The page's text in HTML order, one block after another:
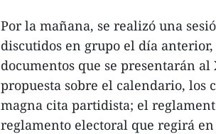
Por la mañana, se realizó una
discutidos en grupo el día
documentos que se presentarán
propuesta sobre el calendario, los
magna cita partidista; el
reglamento electoral que regirá